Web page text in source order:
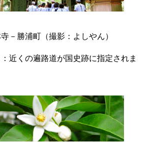
－勝浦町（撮影：よしやん）
近くの遍路道が国史跡に指定されま